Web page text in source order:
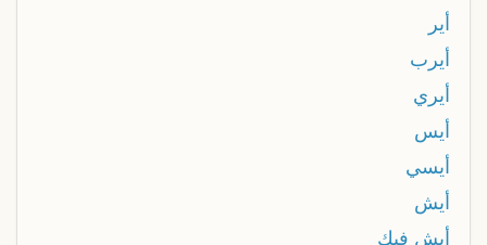
أير
أيرب
أيري
أيس
أيسي
أيش
أيش فيك